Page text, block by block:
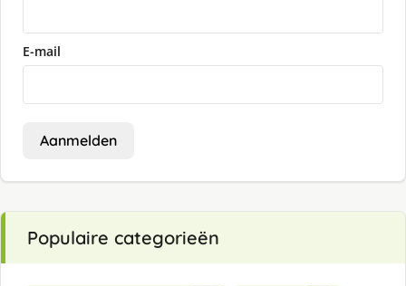
E-mail
Aanmelden
Populaire categorieën